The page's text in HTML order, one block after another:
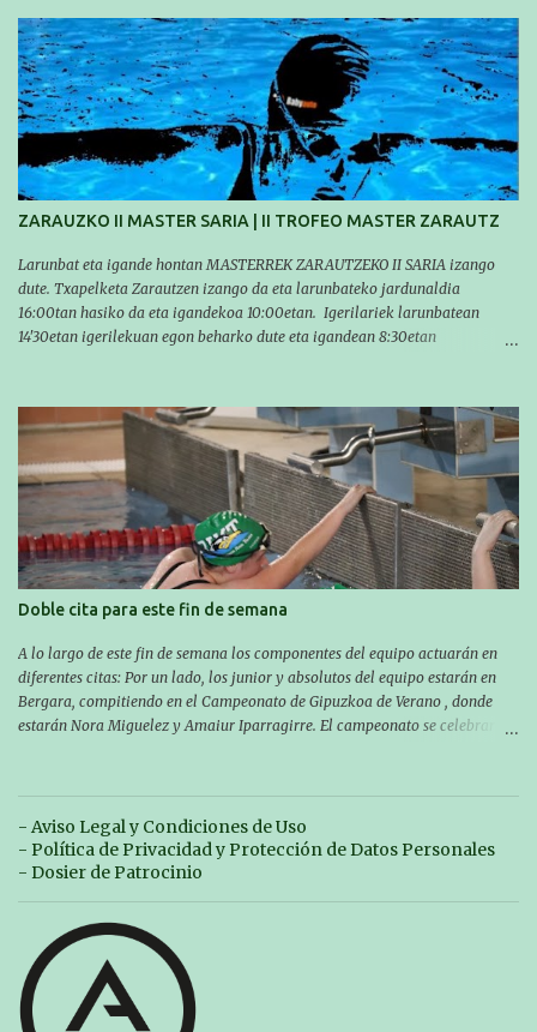
marcas. A pesar de no conseguir marca, pasaron una tarde muy buena y
sirvió para reforzar su experiencia. La mayoría ya ha terminado la
temporada, pero seguiremos trabajando con quienes están en la recta final,
trabajando para que cada uno consiga sus objetivos personales. BRNPWR!
ZARAUZKO II MASTER SARIA | II TROFEO MASTER ZARAUTZ
Larunbat eta igande hontan MASTERREK ZARAUTZEKO II SARIA izango
dute. Txapelketa Zarautzen izango da eta larunbateko jardunaldia
16:00tan hasiko da eta igandekoa 10:00etan. Igerilariek larunbatean
14'30etan igerilekuan egon beharko dute eta igandean 8:30etan
domingo los MASTERS tendrán el II TROFEO MASTER DE ZARAUTZ. La
competición se celebrará en Zarautz a las 16:00 la jornada del sabado y a
las 10:00 la del domingo. Los/las nadadores/as tendrán que estar en la
piscina a las 14:30 el sabado y a las 8:30 el domingo (polideportivo
Aritzbatalde). SERIES
Doble cita para este fin de semana
A lo largo de este fin de semana los componentes del equipo actuarán en
diferentes citas: Por un lado, los junior y absolutos del equipo estarán en
Bergara, compitiendo en el Campeonato de Gipuzkoa de Verano , donde
estarán Nora Miguelez y Amaiur Iparragirre. El campeonato se celebrará
sábado por la tarde a las 16:30. Por otro lado, otro grupo pequeño actuará
en el polideportivo Antzizar de Beasain en el XXIIIº memorial Leire
Contreras , en una mañana popular festiva organizada por el club Igartza.
Las pruebas empezarán a las 10:30, a las 11:30 habrá pruebas populares
participantes. Toda la información sobre convocatorias y competiciones la
encontraréis en nuestra web, en el siguiente enlace:
https://www.es.buruntzaldeaikt.eus/competici%C3%B3n/egutegia#h.9xisch
p06awl ¡Mucha suert...
- Aviso Legal y Condiciones de Uso
- Política de Privacidad y Protección de Datos Personales
- Dosier de Patrocinio